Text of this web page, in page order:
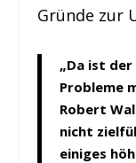
Gründe zur
„Da ist
Probleme
Robert
nicht
einiges